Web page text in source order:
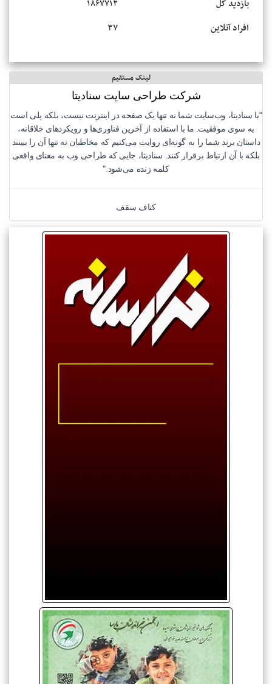
بازدید کل
۱۸۶۷۷۱۲
افراد آنلاین
۳۷
لینک مستقیم
شرکت طراحی سایت سنادیتا
"با سنادیتا، وب‌سایت شما نه تنها یک صفحه در اینترنت نیست، بلکه پلی است
به سوی موفقیت. ما با استفاده از آخرین فناوری‌ها و رویکردهای خلاقانه،
داستان برند شما را به گونه‌ای روایت می‌کنیم که مخاطبان نه تنها آن را ببینند
بلکه با آن ارتباط برقرار کنند. سنادیتا، جایی که طراحی وب به معنای واقعی
کلمه زنده می‌شود."
کناف سقف